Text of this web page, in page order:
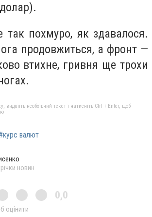
так похмуро, як здавалося.
продовжиться, а фронт —
втихне, гривня ще трохи
необхідний текст і натисніть Ctrl + Enter, щоб
валют
новин
0,0
оцінити